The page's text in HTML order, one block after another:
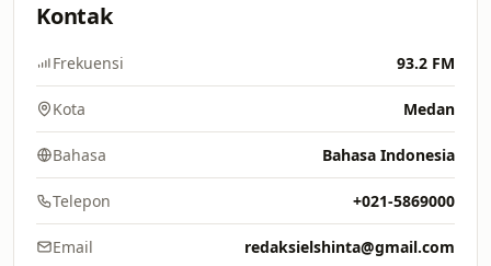
Kontak
Frekuensi 93.2 FM
Kota Medan
Bahasa Bahasa Indonesia
Telepon +021-5869000
Email redaksielshinta@gmail.com